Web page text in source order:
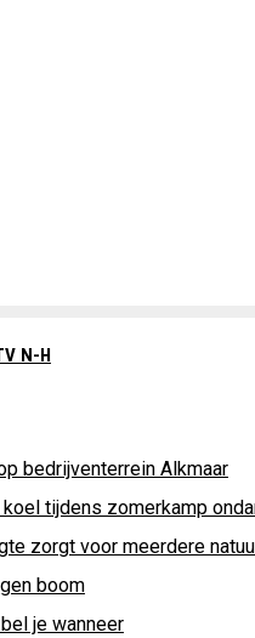
N-H
bedrijventerrein Alkmaar
tijdens zomerkamp
zorgt voor meerdere
boom
je wanneer